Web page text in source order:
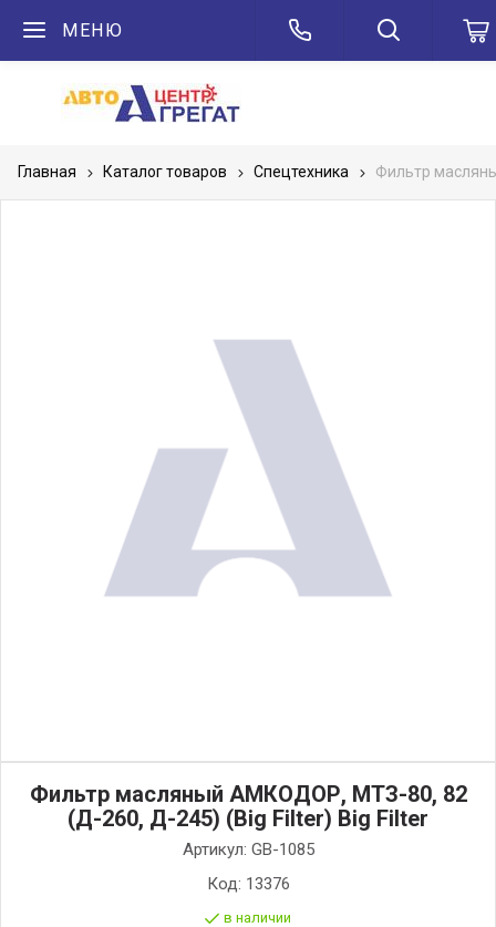
МЕНЮ
Главная Каталог товаров Спецтехника Фильтр
Фильтр масляный АМКОДОР, МТЗ-80, 82
(Д-260, Д-245) (Big Filter) Big Filter
Артикул: GB-1085
Код: 13376
в наличии